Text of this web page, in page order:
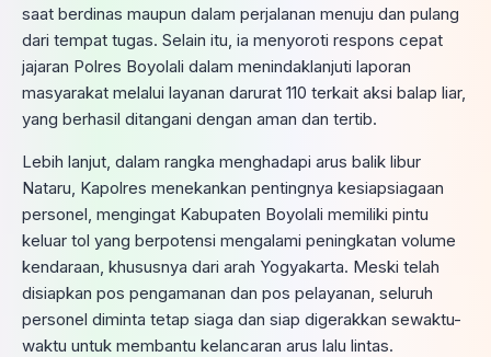
saat berdinas maupun dalam perjalanan menuju dan pulang
dari tempat tugas. Selain itu, ia menyoroti respons cepat
jajaran Polres Boyolali dalam menindaklanjuti laporan
masyarakat melalui layanan darurat 110 terkait aksi balap liar,
yang berhasil ditangani dengan aman dan tertib.
Lebih lanjut, dalam rangka menghadapi arus balik libur
Nataru, Kapolres menekankan pentingnya kesiapsiagaan
personel, mengingat Kabupaten Boyolali memiliki pintu
keluar tol yang berpotensi mengalami peningkatan volume
kendaraan, khususnya dari arah Yogyakarta. Meski telah
disiapkan pos pengamanan dan pos pelayanan, seluruh
personel diminta tetap siaga dan siap digerakkan sewaktu-
waktu untuk membantu kelancaran arus lalu lintas.